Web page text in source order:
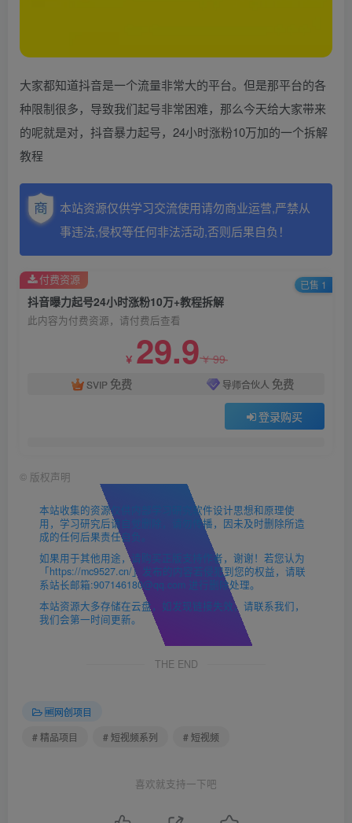
大家都知道抖音是一个流量非常大的平台。但是那平台的各
种限制很多，导致我们起号非常困难，那么今天给大家带来
的呢就是对，抖音暴力起号，24小时涨粉10万加的一个拆解
教程
本站资源仅供学习交流使用请勿商业运营,严禁从
事违法,侵权等任何非法活动,否则后果自负！
抖音曝力起号24小时涨粉10万+教程拆解
此内容为付费资源，请付费后查看
￥ 29.9￥99
SVIP 免费 导师合伙人 免费
登录购买
付费资源 已售 1
© 版权声明
本站收集的资源仅供内部学习研究软件设计思想和原理使
用，学习研究后请自觉删除，请勿传播，因未及时删除所造
成的任何后果责任自负。
如果用于其他用途，请购买正版支持作者，谢谢！若您认为
「https://mc9527.cn/」发布的内容若侵犯到您的权益，请联
系站长邮箱:907146180@qq.com 进行删除处理。
本站资源大多存储在云盘，如发现链接失效，请联系我们，
我们会第一时间更新。
THE END
🆓网创项目
# 精品项目
# 短视频系列 # 短视频
喜欢就支持一下吧